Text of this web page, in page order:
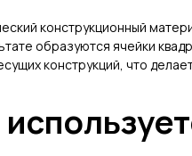
конструкционный
образуются ячейки
конструкций, что